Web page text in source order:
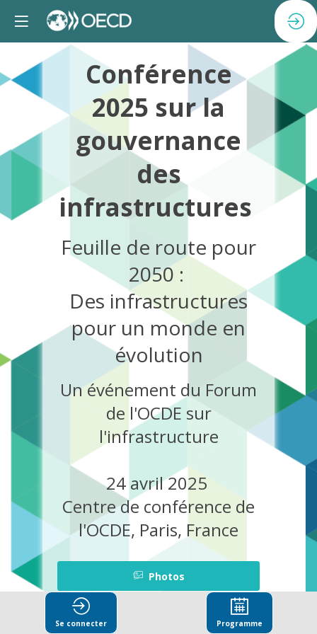
Conférence
2025 sur la
gouvernance
des
infrastructures
Feuille de route pour
2050 :
Des infrastructures
pour un monde en
évolution
Un événement du Forum
de l'OCDE sur
l'infrastructure
24 avril 2025
Centre de conférence de
l'OCDE, Paris, France
Photos
Se connecter Programme